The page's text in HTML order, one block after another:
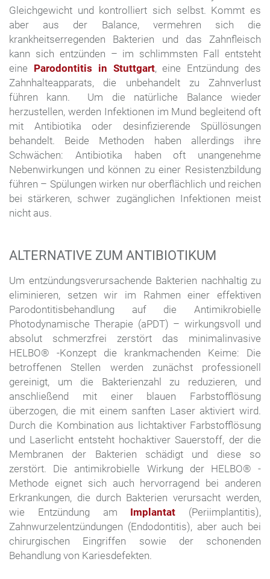
Gleichgewicht und kontrolliert sich selbst. Kommt es
aber aus der Balance, vermehren sich die
krankheitserregenden Bakterien und das Zahnfleisch
kann sich entzünden – im schlimmsten Fall entsteht
eine Parodontitis in Stuttgart, eine Entzündung des
Zahnhalteapparats, die unbehandelt zu Zahnverlust
führen kann. Um die natürliche Balance wieder
herzustellen, werden Infektionen im Mund begleitend oft
mit Antibiotika oder desinfizierende Spüllösungen
behandelt. Beide Methoden haben allerdings ihre
Schwächen: Antibiotika haben oft unangenehme
Nebenwirkungen und können zu einer Resistenzbildung
führen – Spülungen wirken nur oberflächlich und reichen
bei stärkeren, schwer zugänglichen Infektionen meist
nicht aus.
ALTERNATIVE ZUM ANTIBIOTIKUM
Um entzündungsverursachende Bakterien nachhaltig zu
eliminieren, setzen wir im Rahmen einer effektiven
Parodontitisbehandlung auf die Antimikrobielle
Photodynamische Therapie (aPDT) – wirkungsvoll und
absolut schmerzfrei zerstört das minimalinvasive
HELBO® -Konzept die krankmachenden Keime: Die
betroffenen Stellen werden zunächst professionell
gereinigt, um die Bakterienzahl zu reduzieren, und
anschließend mit einer blauen Farbstofflösung
überzogen, die mit einem sanften Laser aktiviert wird.
Durch die Kombination aus lichtaktiver Farbstofflösung
und Laserlicht entsteht hochaktiver Sauerstoff, der die
Membranen der Bakterien schädigt und diese so
zerstört. Die antimikrobielle Wirkung der HELBO® -
Methode eignet sich auch hervorragend bei anderen
Erkrankungen, die durch Bakterien verursacht werden,
wie Entzündung am Implantat (Periimplantitis),
Zahnwurzelentzündungen (Endodontitis), aber auch bei
chirurgischen Eingriffen sowie der schonenden
Behandlung von Kariesdefekten.